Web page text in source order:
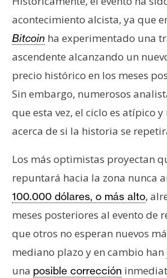
acontecimiento alcista, ya que
Bitcoin ha experimentado una
ascendente alcanzando un
precio histórico en los meses
Sin embargo, numerosos
que esta vez, el ciclo es atípico
acerca de si la historia se
Los más optimistas proyectan
repuntará hacia la zona nunca
100.000 dólares, o más alto,
meses posteriores al evento de
que otros no esperan nuevos
mediano plazo y en cambio han
una posible corrección